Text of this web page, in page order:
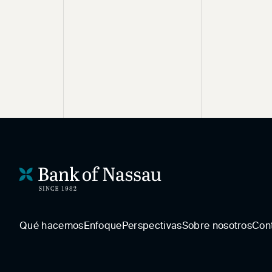
Qué hacemosEnfoquePerspectivasSobre nosotros